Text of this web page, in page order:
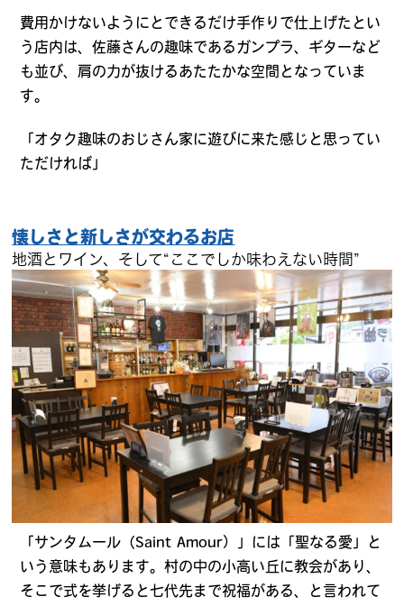
費用かけないようにとできるだけ手作りで仕上げたとい
う店内は、佐藤さんの趣味であるガンプラ、ギターなど
も並び、肩の力が抜けるあたたかな空間となっていま
す。
「オタク趣味のおじさん家に遊びに来た感じと思ってい
ただければ」
懐しさと新しさが交わるお店
地酒とワイン、そして“ここでしか味わえない時間”
「サンタムール（Saint Amour）」には「聖なる愛」と
いう意味もあります。村の中の小高い丘に教会があり、
そこで式を挙げると七代先まで祝福がある、と言われて